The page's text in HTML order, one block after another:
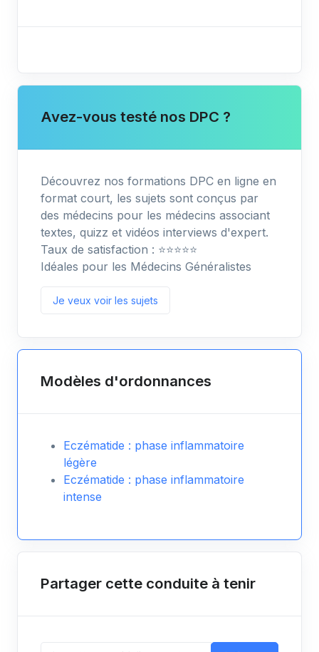
Avez-vous testé nos DPC ?
Découvrez nos formations DPC en ligne en
format court, les sujets sont conçus par
des médecins pour les médecins associant
textes, quizz et vidéos interviews d'expert.
Taux de satisfaction : ⭐️⭐️⭐️⭐️⭐️
Idéales pour les Médecins Généralistes
Je veux voir les sujets
Modèles d'ordonnances
Eczématide : phase inflammatoire
légère
Eczématide : phase inflammatoire
intense
Partager cette conduite à tenir